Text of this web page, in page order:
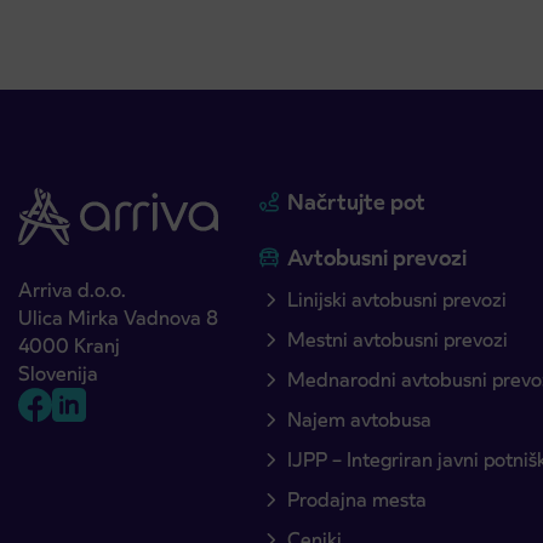
Arriva d.o.o.
Ulica Mirka Vadnova 8
4000 Kranj
Slovenija
Načrtujte pot
Avtobusni prevozi
Linijski avtobusni prevozi
Mestni avtobusni prevozi
Mednarodni avtobusni
Najem avtobusa
IJPP – Integriran javni
Prodajna mesta